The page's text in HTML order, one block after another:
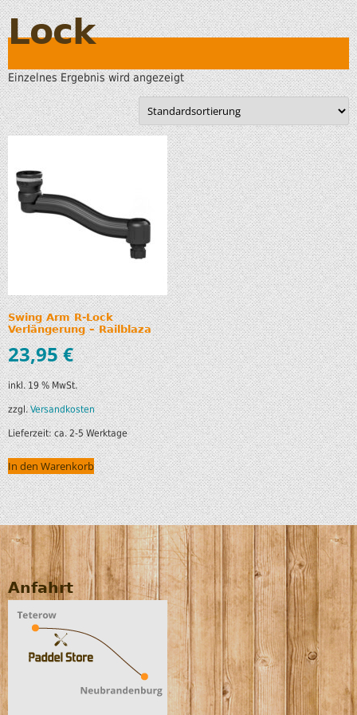
Lock
Einzelnes Ergebnis wird angezeigt
Swing Arm R-Lock
Verlängerung – Railblaza
23,95€
inkl. 19 % MwSt.
zzgl.Versandkosten
Lieferzeit:ca. 2-5 Werktage
In den Warenkorb
Anfahrt